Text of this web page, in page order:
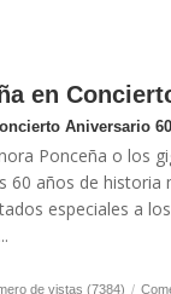
en
Aniversario 60
Ponceña o los
60 años de
especiales a
de vistas (7384) /